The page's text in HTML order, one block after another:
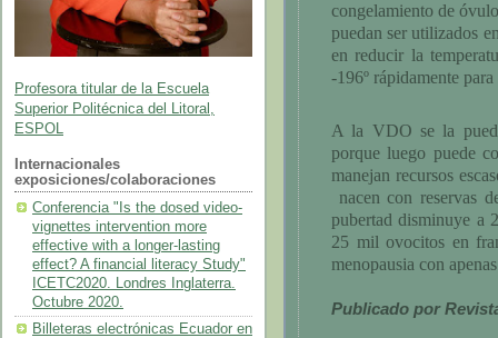
Profesora titular de la Escuela
Superior Politécnica del Litoral,
ESPOL
Internacionales
exposiciones/colaboraciones
Conferencia "Is the dosed video-
vignettes intervention more
effective with a longer-lasting
effect? A financial literacy Study"
ICETC2020. Londres Inglaterra.
Octubre 2020.
Billeteras electrónicas Ecuador en
congelamiento de
puedan ser utilizados
en reducir la
-196º rápidamente
A la VDO se la
porque luego puede
manejan recursos
nacen con reservas
pubertad disminuye a
25 mil ovocitos en
menopausia con
Publicado por